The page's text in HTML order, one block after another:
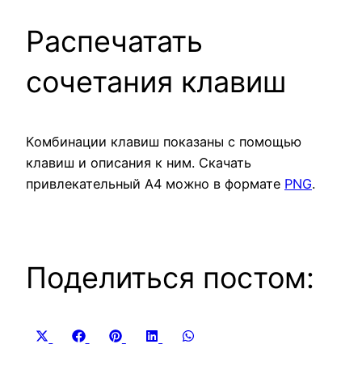
Распечатать
сочетания клавиш
Комбинации клавиш показаны с помощью
клавиш и описания к ним. Скачать
привлекательный А4 можно в формате PNG.
Поделиться постом:
Share
Share
Facebook
Share
PinterestShare
LinkedIn